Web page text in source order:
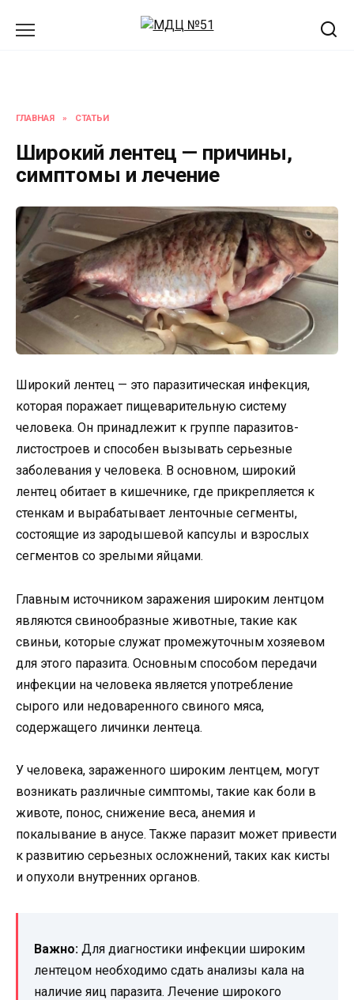
ГЛАВНАЯ » СТАТЬИ
Широкий лентец — причины,
симптомы и лечение
Широкий лентец — это паразитическая инфекция,
которая поражает пищеварительную систему
человека. Он принадлежит к группе паразитов-
листостроев и способен вызывать серьезные
заболевания у человека. В основном, широкий
лентец обитает в кишечнике, где прикрепляется к
стенкам и вырабатывает ленточные сегменты,
состоящие из зародышевой капсулы и взрослых
сегментов со зрелыми яйцами.
Главным источником заражения широким лентцом
являются свинообразные животные, такие как
свиньи, которые служат промежуточным хозяевом
для этого паразита. Основным способом передачи
инфекции на человека является употребление
сырого или недоваренного свиного мяса,
содержащего личинки лентеца.
У человека, зараженного широким лентцем, могут
возникать различные симптомы, такие как боли в
животе, понос, снижение веса, анемия и
покалывание в анусе. Также паразит может привести
к развитию серьезных осложнений, таких как кисты
и опухоли внутренних органов.
Важно: Для диагностики инфекции широким
лентецом необходимо сдать анализы кала на
наличие яиц паразита. Лечение широкого